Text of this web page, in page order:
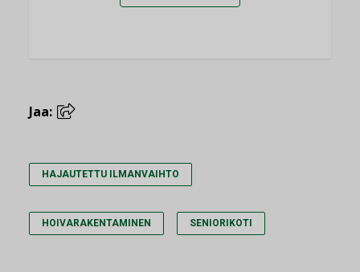
Jaa:
HAJAUTETTU ILMANVAIHTO
HOIVARAKENTAMINEN SENIORIKOTI